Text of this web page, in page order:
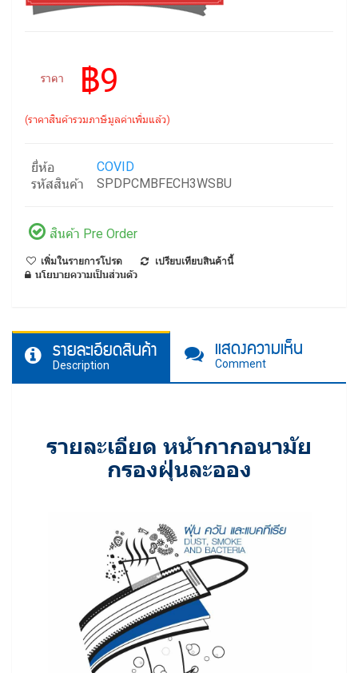
ราคา ฿9
(ราคาสินค้ารวมภาษีมูลค่าเพิ่มแล้ว)
ยี่ห้อ
COVID
รหัสสินค้า
SPDPCMBFECH3WSBU
สินค้า Pre Order
เพิ่มในรายการโปรด
เปรียบเทียบสินค้านี้
นโยบายความเป็นส่วนตัว
รายละเอียดสินค้า
Description
แสดงความเห็น
Comment
รายละเอียด หน้ากากอนามัย
กรองฝุ่นละออง